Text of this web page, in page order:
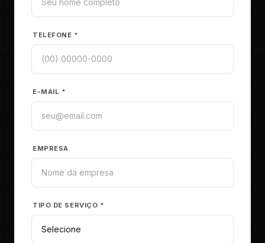
TELEFONE *
E-MAIL *
EMPRESA
TIPO DE SERVIÇO *